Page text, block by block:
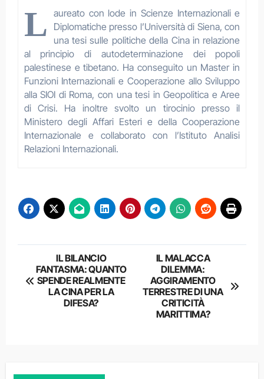
L aureato con lode in Scienze Internazionali e
Diplomatiche presso l’Università di Siena, con
una tesi sulle politiche della Cina in relazione
al principio di autodeterminazione dei popoli
palestinese e tibetano. Ha conseguito un Master in
Funzioni Internazionali e Cooperazione allo Sviluppo
alla SIOI di Roma, con una tesi in Geopolitica e Aree
di Crisi. Ha inoltre svolto un tirocinio presso il
Ministero degli Affari Esteri e della Cooperazione
Internazionale e collaborato con l’Istituto Analisi
Relazioni Internazionali.
Navigazione
articoli
IL BILANCIO
FANTASMA: QUANTO
SPENDE REALMENTE
LA CINA PER LA
DIFESA?
IL MALACCA
DILEMMA:
AGGIRAMENTO
TERRESTRE DI UNA
CRITICITÀ
MARITTIMA?